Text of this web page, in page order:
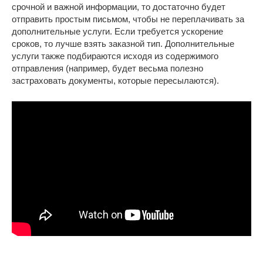
срочной и важной информации, то достаточно будет
отправить простым письмом, чтобы не переплачивать за
дополнительные услуги. Если требуется ускорение
сроков, то лучше взять заказной тип. Дополнительные
услуги также подбираются исходя из содержимого
отправления (например, будет весьма полезно
застраховать документы, которые пересылаются).